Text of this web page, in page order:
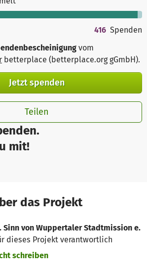
mit!
416 Spenden
vom
betterplace (betterplace.org gGmbH).
Jetzt spenden
Teilen
das Projekt
Sinn von Wuppertaler Stadtmission e.
dieses Projekt verantwortlich
schreiben